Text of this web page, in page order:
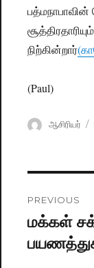
நிற்கின்றார்
(Paul)
Author
ஆசிரியர்
PREVIOUS
Previous
post:
மக்கள்